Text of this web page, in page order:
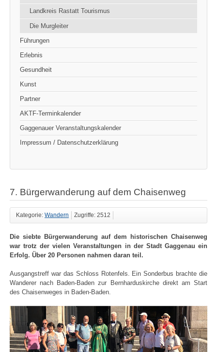
Landkreis Rastatt Tourismus
Die Murgleiter
Führungen
Erlebnis
Gesundheit
Kunst
Partner
AKTF-Terminkalender
Gaggenauer Veranstaltungskalender
Impressum / Datenschutzerklärung
7. Bürgerwanderung auf dem Chaisenweg
Kategorie: Wandern Zugriffe: 2512
Die siebte Bürgerwanderung auf dem historischen Chaisenweg
war trotz der vielen Veranstaltungen in der Stadt Gaggenau ein
Erfolg. Über 20 Personen nahmen daran teil.
Ausgangstreff war das Schloss Rotenfels. Ein Sonderbus brachte die
Wanderer nach Baden-Baden zur Bernharduskirche direkt am Start
des Chaisenweges in Baden-Baden.